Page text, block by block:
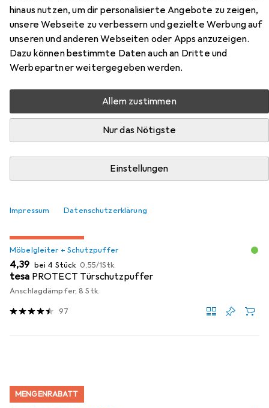
hinaus nutzen, um dir personalisierte Angebote zu zeigen,
unsere Webseite zu verbessern und gezielte Werbung auf
unseren und anderen Webseiten oder Apps anzuzeigen.
Dazu können bestimmte Daten auch an Dritte und
Werbepartner weitergegeben werden.
Allem zustimmen
Nur das Nötigste
Einstellungen
Impressum Datenschutzerklärung
Halbgarnituren 33.604/34.190
Hier findest du passendes Zubehör zum Produkt Mega
Türdrücker-Halbgarnituren 33.604/34.190 aus den
Kategorien Möbelgleiter + Schutzpuffer und Türgriff +
Türgriff +
Relevanz
Produktliste
Möbelgleiter + Schutzpuffer
EUR
4,39 bei 4 Stück EUR
0,55/1Stk.
tesa PROTECT Türschutzpuffer
Anschlagdämpfer, 8 Stk.
97
MENGENRABATT